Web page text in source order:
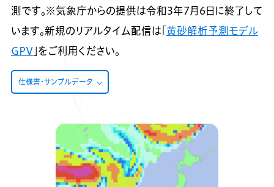
測です。※気象庁からの提供は令和3年7月6日に終了して
います。新規のリアルタイム配信は「 黄砂解析予測モデル
GPV」をご利用ください。
仕様書・サンプルデータ